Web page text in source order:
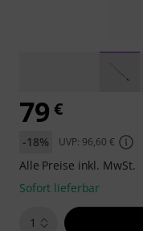
79 €
-18% UVP: 96,60 €
Alle Preise inkl. MwSt.
Sofort lieferbar
1